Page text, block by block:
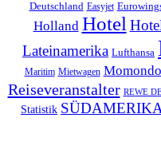
Deutschland Easyjet
Holland Hotel
Lateinamerika Lufthansa
Maritim Mietwagen Momondo
Reiseveranstalter REWE
Statistik